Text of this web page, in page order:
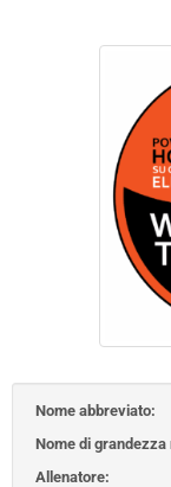
Nome abbreviato:
Nome di grandezza
Allenatore: